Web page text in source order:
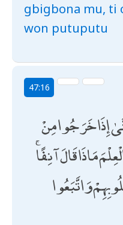
gbigbona mu, ti
won putuputu
47:16
إِذَا خَرَجُوا مِنْ
مَاذَا قَالَ آنِفًا
وَاتَّبَعُوا